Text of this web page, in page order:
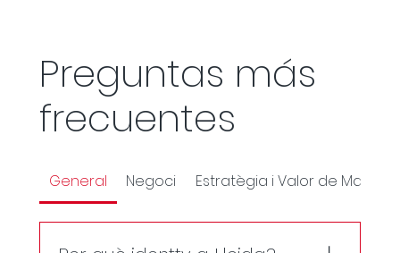
Preguntas más
frecuentes
General Negoci Estratègia i Valor de Marca